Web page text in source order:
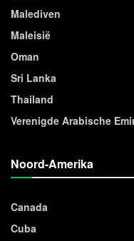
Malediven
Maleisië
Oman
Sri Lanka
Thailand
Verenigde Arabische
Noord-Amerika
Canada
Cuba